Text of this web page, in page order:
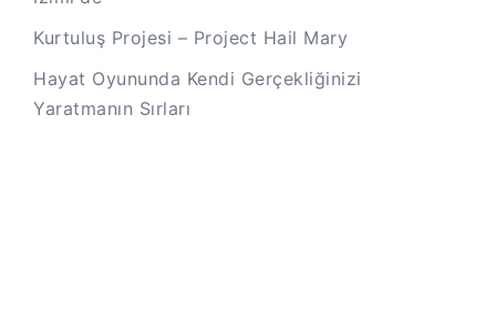
Kurtuluş Projesi – Project Hail Mary
Hayat Oyununda Kendi Gerçekliğinizi
Yaratmanın Sırları